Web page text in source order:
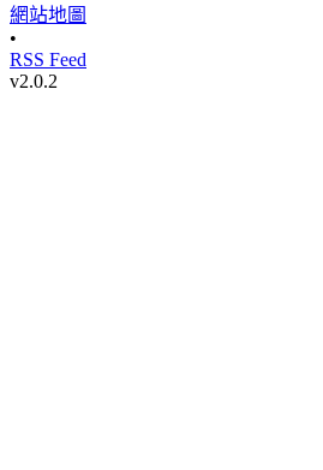
網站地圖
•
RSS Feed
v2.0.2